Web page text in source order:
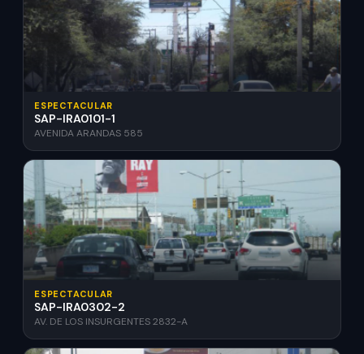
ESPECTACULAR
SAP-IRA0101-1
AVENIDA ARANDAS 585
ESPECTACULAR
SAP-IRA0302-2
AV. DE LOS INSURGENTES 2832-A